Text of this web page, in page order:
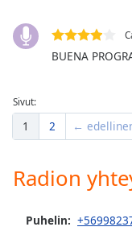
window.
Opacity
Text
Background
BUENA
Sivut:
1 2 ←
Radion
Puhelin: